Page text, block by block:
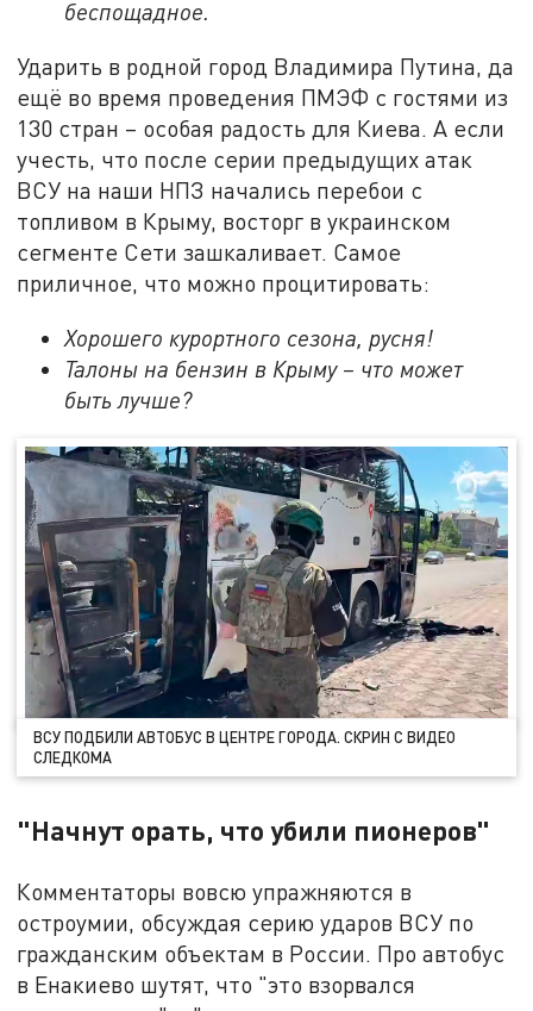
беспощадное.
Ударить в родной город Владимира Путина, да
ещё во время проведения ПМЭФ с гостями из
130 стран – особая радость для Киева. А если
учесть, что после серии предыдущих атак
ВСУ на наши НПЗ начались перебои с
топливом в Крыму, восторг в украинском
сегменте Сети зашкаливает. Самое
приличное, что можно процитировать:
Хорошего курортного сезона, русня!
Талоны на бензин в Крыму – что может
быть лучше?
ВСУ ПОДБИЛИ АВТОБУС В ЦЕНТРЕ ГОРОДА. СКРИН С ВИДЕО
СЛЕДКОМА
"Начнут орать, что убили пионеров"
Комментаторы вовсю упражняются в
остроумии, обсуждая серию ударов ВСУ по
гражданским объектам в России. Про автобус
в Енакиево шутят, что "это взорвался